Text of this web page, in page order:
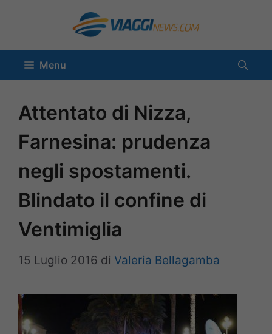
contenuto
Menu
Attentato di Nizza,
Farnesina: prudenza
negli spostamenti.
Blindato il confine di
Ventimiglia
15 Luglio 2016 di Valeria Bellagamba